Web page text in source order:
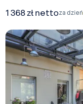
1 368 zł nettoza dzień
Winter Garden